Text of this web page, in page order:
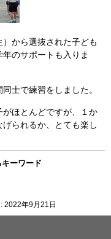
から選抜された子ども
のサポートも入りま
士で練習をしました。
ほとんどですが、１か
られるか、とても楽し
ーワード
2022年9月21日